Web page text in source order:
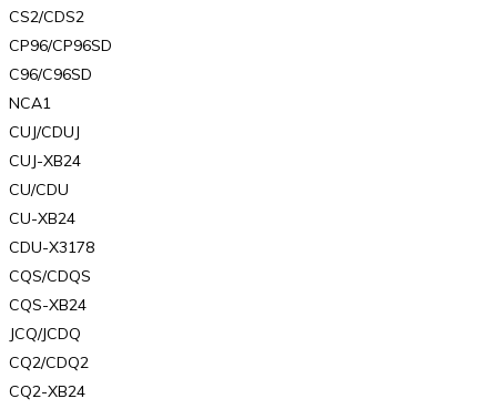
CS2/CDS2
CP96/CP96SD
C96/C96SD
NCA1
CUJ/CDUJ
CUJ-XB24
CU/CDU
CU-XB24
CDU-X3178
CQS/CDQS
CQS-XB24
JCQ/JCDQ
CQ2/CDQ2
CQ2-XB24